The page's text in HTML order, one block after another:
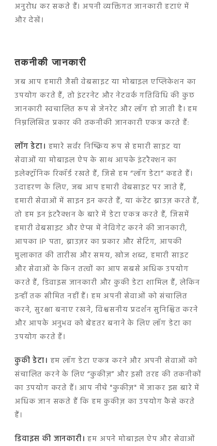
अनुरोध कर सकते हैं। अपनी व्यक्तिगत जानकारी हटाएं में
और देखें।
तकनीकी जानकारी
जब आप हमारी जैसी वेबसाइट या मोबाइल एप्लिकेशन का
उपयोग करते हैं, तो इंटरनेट और नेटवर्क गतिविधि की कुछ
जानकारी स्वचालित रूप से जेनरेट और लॉग हो जाती है। हम
निम्नलिखित प्रकार की तकनीकी जानकारी एकत्र करते हैं:
लॉग डेटा। हमारे सर्वर निष्क्रिय रूप से हमारी साइट या
सेवाओं या मोबाइल ऐप के साथ आपके इंटरैक्शन का
इलेक्ट्रॉनिक रिकॉर्ड रखते हैं, जिसे हम “लॉग डेटा” कहते हैं।
उदाहरण के लिए, जब आप हमारी वेबसाइट पर जाते हैं,
हमारी सेवाओं में साइन इन करते हैं, या कंटेंट ब्राउज़ करते हैं,
तो हम इन इंटरैक्शन के बारे में डेटा एकत्र करते हैं, जिसमें
हमारी वेबसाइट और ऐप्स में नेविगेट करने की जानकारी,
आपका IP पता, ब्राउज़र का प्रकार और सेटिंग, आपकी
मुलाकात की तारीख और समय, खोज शब्द, हमारी साइट
और सेवाओं के किन तत्वों का आप सबसे अधिक उपयोग
करते हैं, डिवाइस जानकारी और कुकी डेटा शामिल हैं, लेकिन
इन्हीं तक सीमित नहीं हैं। हम अपनी सेवाओं को संचालित
करने, सुरक्षा बनाए रखने, विश्वसनीय प्रदर्शन सुनिश्चित करने
और आपके अनुभव को बेहतर बनाने के लिए लॉग डेटा का
उपयोग करते हैं।
कुकी डेटा। हम लॉग डेटा एकत्र करने और अपनी सेवाओं को
संचालित करने के लिए “कुकीज़” और इसी तरह की तकनीकों
का उपयोग करते हैं। आप नीचे "कुकीज़" में जाकर इस बारे में
अधिक जान सकते हैं कि हम कुकीज़ का उपयोग कैसे करते
हैं।
डिवाइस की जानकारी। हम अपने मोबाइल ऐप और सेवाओं